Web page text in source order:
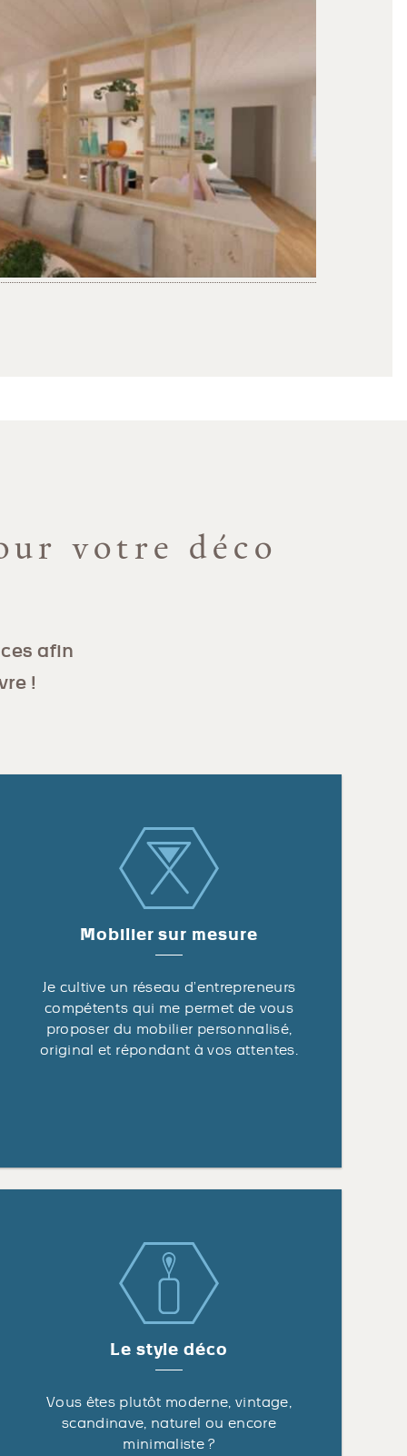
votre déco
afin
!
Mobilier sur mesure
Je cultive un réseau d’entrepreneurs
compétents qui me permet de vous
proposer du mobilier personnalisé,
original et répondant à vos attentes.
Le style déco
Vous êtes plutôt moderne, vintage,
scandinave, naturel ou encore
minimaliste ?